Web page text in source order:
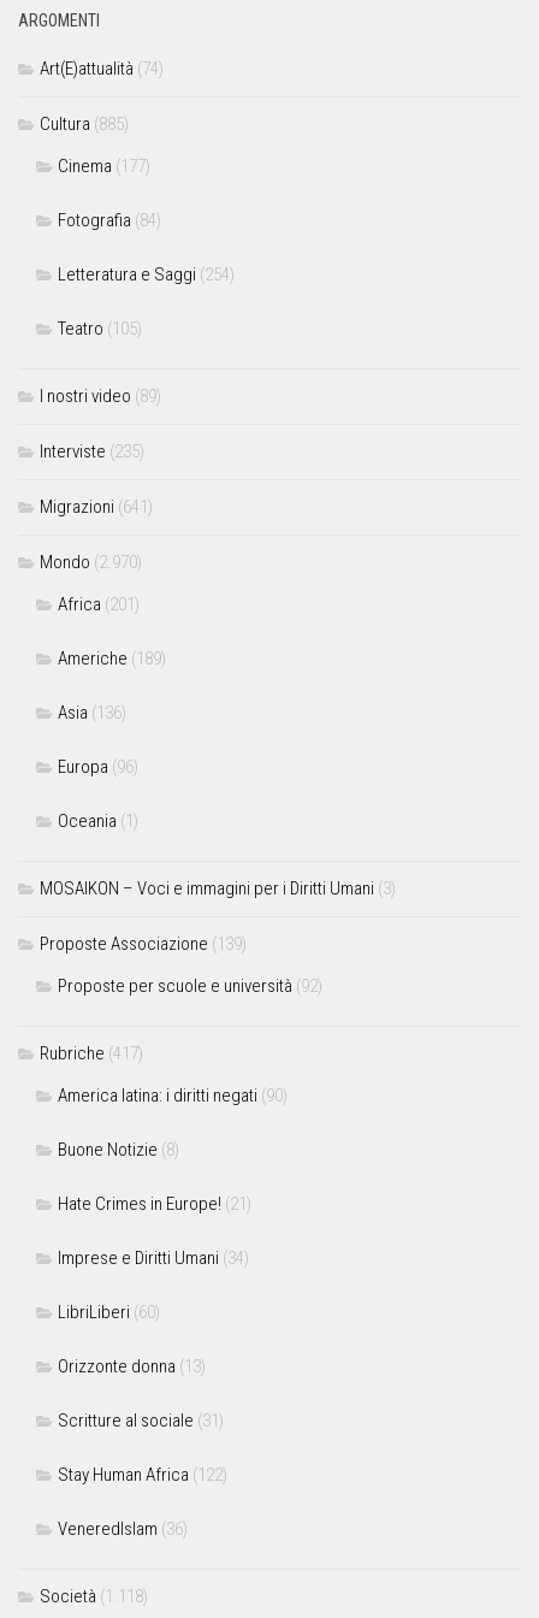
ARGOMENTI
Art(E)attualità (74)
Cultura (885)
Cinema (177)
Fotografia (84)
Letteratura e Saggi (254)
Teatro (105)
I nostri video (89)
Interviste (235)
Migrazioni (641)
Mondo (2.970)
Africa (201)
Americhe (189)
Asia (136)
Europa (96)
Oceania (1)
MOSAIKON – Voci e immagini per i Diritti Umani (3)
Proposte Associazione (139)
Proposte per scuole e università (92)
Rubriche (417)
America latina: i diritti negati (90)
Buone Notizie (8)
Hate Crimes in Europe! (21)
Imprese e Diritti Umani (34)
LibriLiberi (60)
Orizzonte donna (13)
Scritture al sociale (31)
Stay Human Africa (122)
VeneredIslam (36)
Società (1.118)